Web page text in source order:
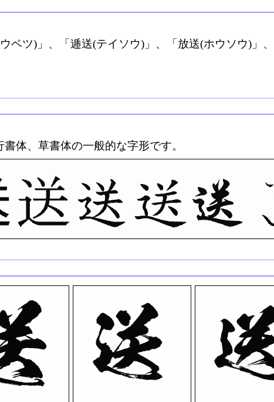
ベツ)」、「逓送(テイソウ)」、「放送(ホウソウ)」
体、草書体の一般的な字形です。